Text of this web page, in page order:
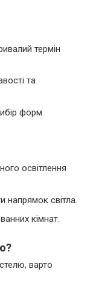
термін
та
форм.
освітлення
напрямок світла.
кімнат.
варто